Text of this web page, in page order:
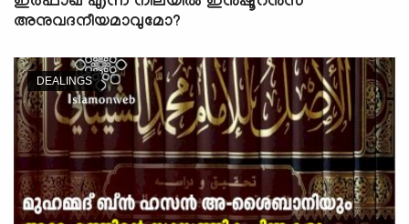
അനുവദനീയമാവുമോ?
DEALINGS